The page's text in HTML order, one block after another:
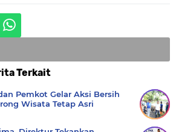
Terkait
Pemkot Gelar Aksi Bersih
Wisata Tetap Asri